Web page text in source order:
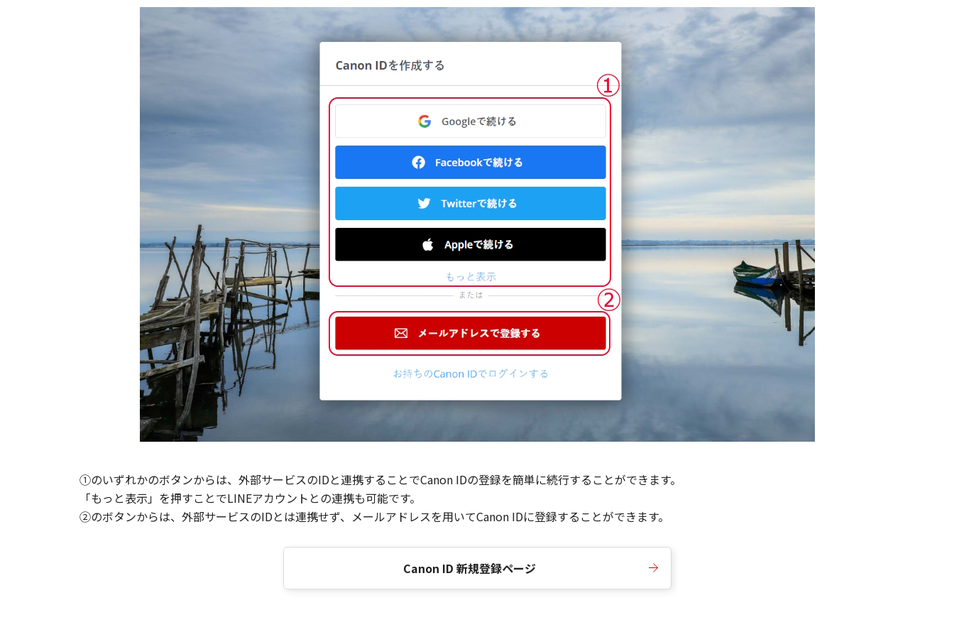
①のいずれかのボタンからは、外部サービスのIDと連携することでCanon IDの登録を簡単に続行することができます。
「もっと表示」を押すことでLINEアカウントとの連携も可能です。
②のボタンからは、外部サービスのIDとは連携せず、メールアドレスを用いてCanon IDに登録することができます。
Canon ID 新規登録ページ